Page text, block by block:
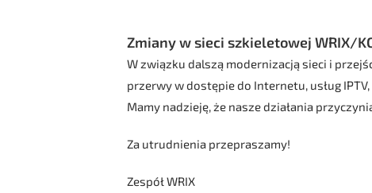
Zmiany w sieci szkieletowej WRIX/
W związku dalszą modernizacją sieci i
przerwy w dostępie do Internetu, usług
Mamy nadzieję, że nasze działania
Za utrudnienia przepraszamy!
Zespół WRIX